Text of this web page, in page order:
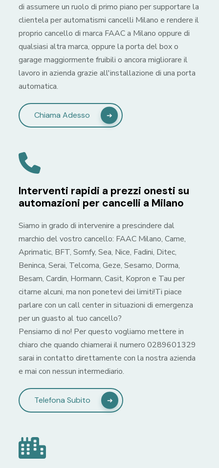
di assumere un ruolo di primo piano per supportare la
clientela per automatismi cancelli Milano e rendere il
proprio cancello di marca FAAC a Milano oppure di
qualsiasi altra marca, oppure la porta del box o
garage maggiormente fruibili o ancora migliorare il
lavoro in azienda grazie all'installazione di una porta
automatica.
Chiama Adesso
Interventi rapidi a prezzi onesti su
automazioni per cancelli a Milano
Siamo in grado di intervenire a prescindere dal
marchio del vostro cancello: FAAC Milano, Came,
Aprimatic, BFT, Somfy, Sea, Nice, Fadini, Ditec,
Beninca, Serai, Telcoma, Geze, Sesamo, Dorma,
Besam, Cardin, Hormann, Casit, Kopron e Tau per
citarne alcuni, ma non ponetevi dei limiti!Ti piace
parlare con un call center in situazioni di emergenza
per un guasto al tuo cancello?
Pensiamo di no! Per questo vogliamo mettere in
chiaro che quando chiamerai il numero 0289601329
sarai in contatto direttamente con la nostra azienda
e mai con nessun intermediario.
Telefona Subito